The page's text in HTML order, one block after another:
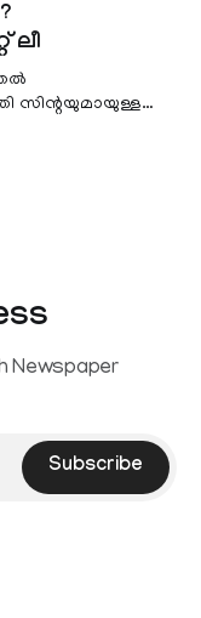
ലീ
സിന്റയുമായുള്ള
Newspaper
Subscribe